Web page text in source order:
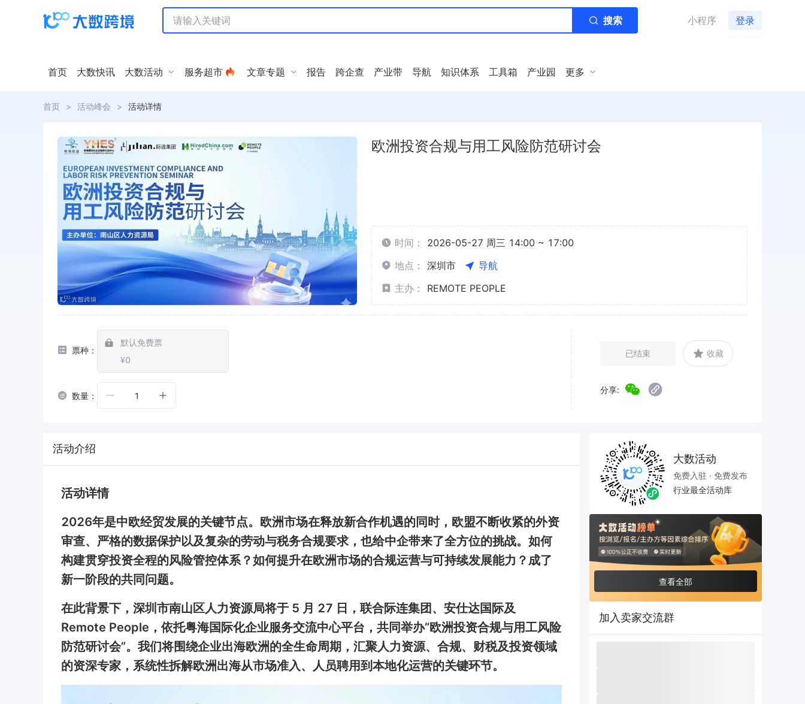
搜索 小程序 登录
首页 大数快讯 大数活动 服务超市 文章专题 报告 跨企查 产业带 导航 知识体系 工具箱 产业园 更多
首页 > 活动峰会 > 活动详情
欧洲投资合规与用工风险防范研讨会
时间：
2026-05-27 周三 14:00 ~ 17:00
地点：
深圳市
导航
主办：
REMOTE PEOPLE
票种：
默认免费票
¥0
数量： 1
已结束 收藏
分享:
活动介绍
活动详情
2026年是中欧经贸发展的关键节点。欧洲市场在释放新合作机遇的同时，欧盟不断收紧的外资
审查、严格的数据保护以及复杂的劳动与税务合规要求，也给中企带来了全方位的挑战。如何
构建贯穿投资全程的风险管控体系？如何提升在欧洲市场的合规运营与可持续发展能力？成了
新一阶段的共同问题。
在此背景下，深圳市南山区人力资源局将于 5 月 27 日，联合际连集团、安仕达国际及
Remote People，依托粤海国际化企业服务交流中心平台，共同举办“欧洲投资合规与用工风险
防范研讨会”。我们将围绕企业出海欧洲的全生命周期，汇聚人力资源、合规、财税及投资领域
的资深专家，系统性拆解欧洲出海从市场准入、人员聘用到本地化运营的关键环节。
大数活动
免费入驻 · 免费发布
行业最全活动库
查看全部
加入卖家交流群